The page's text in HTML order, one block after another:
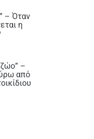
– Όταν
η
–
από